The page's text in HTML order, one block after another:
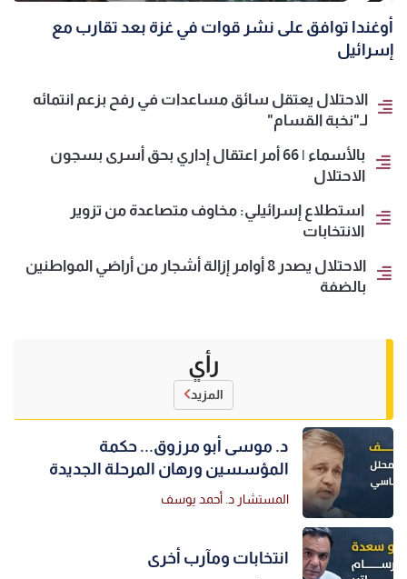
أوغندا توافق على نشر قوات في غزة بعد تقارب مع
إسرائيل
الاحتلال يعتقل سائق مساعدات في رفح بزعم انتمائه
لـ"نخبة القسام"
بالأسماء | 66 أمر اعتقال إداري بحق أسرى بسجون
الاحتلال
استطلاع إسرائيلي: مخاوف متصاعدة من تزوير
الانتخابات
الاحتلال يصدر 8 أوامر إزالة أشجار من أراضي المواطنين
بالضفة
رأي
المزيد
د. موسى أبو مرزوق... حكمة
المؤسسين ورهان المرحلة الجديدة
المستشار د. أحمد يوسف
انتخابات ومآرب أخرى